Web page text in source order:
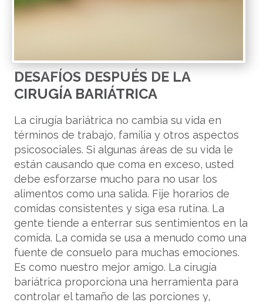
DESAFÍOS DESPUÉS DE LA
CIRUGÍA BARIÁTRICA
La cirugía bariátrica no cambia su vida en
términos de trabajo, familia y otros aspectos
psicosociales. Si algunas áreas de su vida le
están causando que coma en exceso, usted
debe esforzarse mucho para no usar los
alimentos como una salida. Fije horarios de
comidas consistentes y siga esa rutina. La
gente tiende a enterrar sus sentimientos en la
comida. La comida se usa a menudo como una
fuente de consuelo para muchas emociones.
Es como nuestro mejor amigo. La cirugía
bariátrica proporciona una herramienta para
controlar el tamaño de las porciones y,